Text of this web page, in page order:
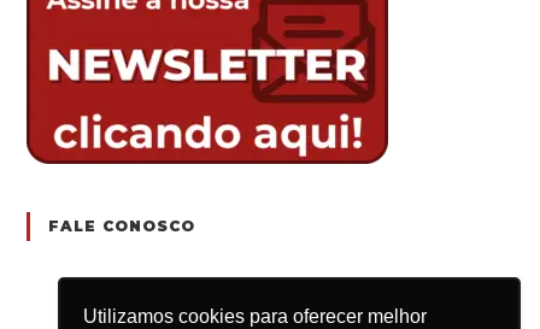
Utilizamos cookies para oferecer melhor
FALE CONOSCO